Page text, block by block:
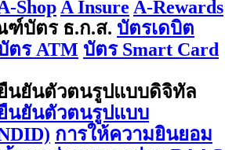
Shop A Insure A-Rewards
บัตร ธ.ก.ส. บัตรเดบิต
ตร ATM บัตร Smart Card
นยันตัวตนรูปแบบดิจิทัล
นยันตัวตนรูปแบบ
การให้ความยินยอม